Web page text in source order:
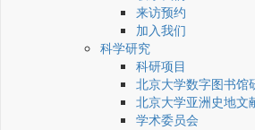
来访预约
加入我们
科学研究
科研项目
北京大学数字图书馆
北京大学亚洲史地文
学术委员会